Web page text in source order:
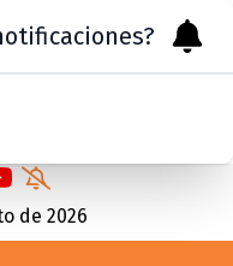
de 2026